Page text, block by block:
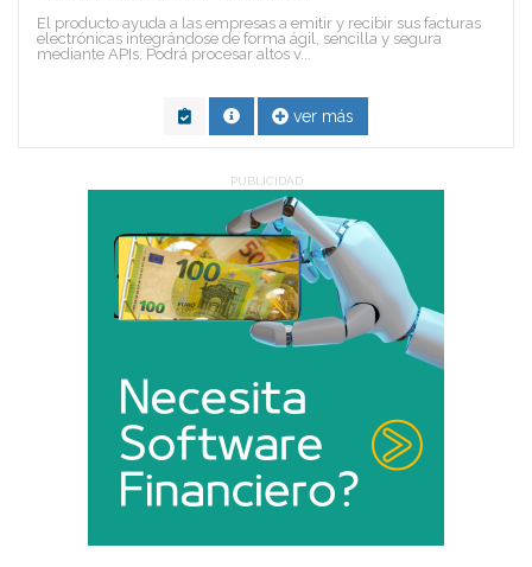
El producto ayuda a las empresas a emitir y recibir sus facturas
electrónicas integrándose de forma ágil, sencilla y segura
mediante APIs. Podrá procesar altos v...
ver más
PUBLICIDAD